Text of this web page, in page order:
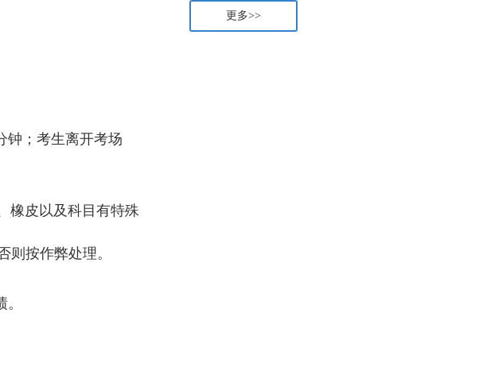
钟；考生离开考场
橡皮以及科目有特殊
按作弊处理。
更多>>